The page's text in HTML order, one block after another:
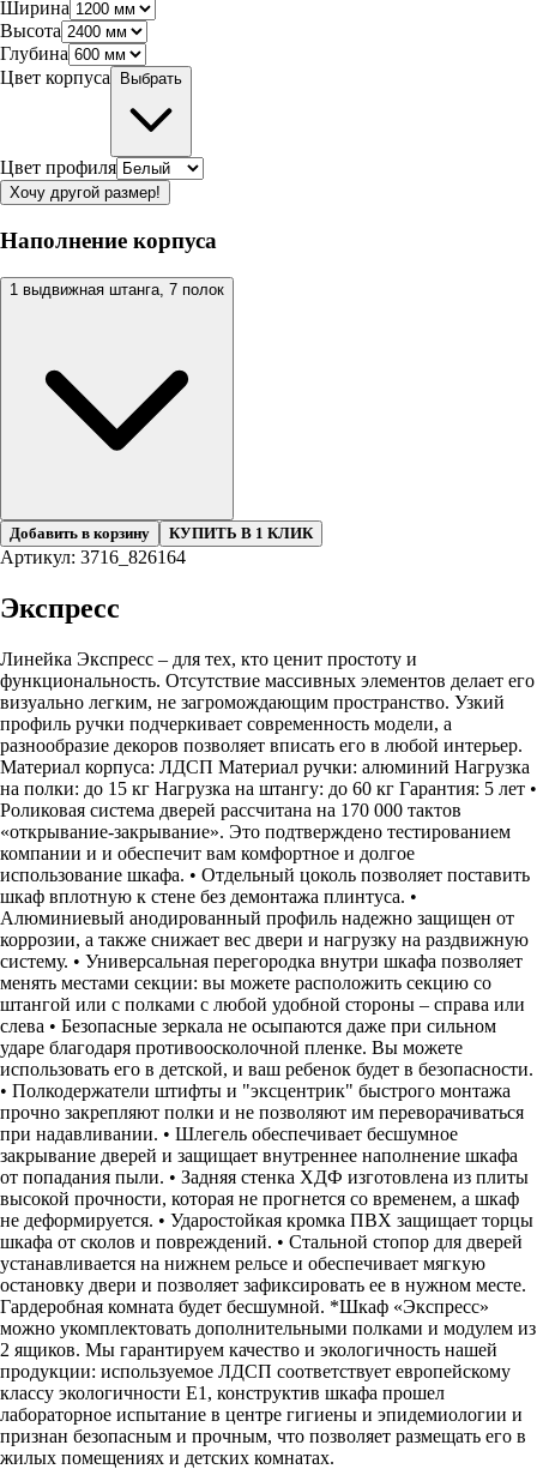
Ширина
Высота
Глубина
Цвет корпуса
Выбрать
Цвет профиля
Хочу другой размер!
Наполнение корпуса
1 выдвижная штанга, 7 полок
Добавить в корзину КУПИТЬ В 1 КЛИК
Артикул: 3716_826164
Экспресс
Линейка Экспресс – для тех, кто ценит простоту и
функциональность. Отсутствие массивных элементов делает его
визуально легким, не загромождающим пространство. Узкий
профиль ручки подчеркивает современность модели, а
разнообразие декоров позволяет вписать его в любой интерьер.
Материал корпуса: ЛДСП Материал ручки: алюминий Нагрузка
на полки: до 15 кг Нагрузка на штангу: до 60 кг Гарантия: 5 лет •
Роликовая система дверей рассчитана на 170 000 тактов
«открывание-закрывание». Это подтверждено тестированием
компании и и обеспечит вам комфортное и долгое
использование шкафа. • Отдельный цоколь позволяет поставить
шкаф вплотную к стене без демонтажа плинтуса. •
Алюминиевый анодированный профиль надежно защищен от
коррозии, а также снижает вес двери и нагрузку на раздвижную
систему. • Универсальная перегородка внутри шкафа позволяет
менять местами секции: вы можете расположить секцию со
штангой или с полками с любой удобной стороны – справа или
слева • Безопасные зеркала не осыпаются даже при сильном
ударе благодаря противоосколочной пленке. Вы можете
использовать его в детской, и ваш ребенок будет в безопасности.
• Полкодержатели штифты и "эксцентрик" быстрого монтажа
прочно закрепляют полки и не позволяют им переворачиваться
при надавливании. • Шлегель обеспечивает бесшумное
закрывание дверей и защищает внутреннее наполнение шкафа
от попадания пыли. • Задняя стенка ХДФ изготовлена из плиты
высокой прочности, которая не прогнется со временем, а шкаф
не деформируется. • Ударостойкая кромка ПВХ защищает торцы
шкафа от сколов и повреждений. • Стальной стопор для дверей
устанавливается на нижнем рельсе и обеспечивает мягкую
остановку двери и позволяет зафиксировать ее в нужном месте.
Гардеробная комната будет бесшумной. *Шкаф «Экспресс»
можно укомплектовать дополнительными полками и модулем из
2 ящиков. Мы гарантируем качество и экологичность нашей
продукции: используемое ЛДСП соответствует европейскому
классу экологичности Е1, конструктив шкафа прошел
лабораторное испытание в центре гигиены и эпидемиологии и
признан безопасным и прочным, что позволяет размещать его в
жилых помещениях и детских комнатах.